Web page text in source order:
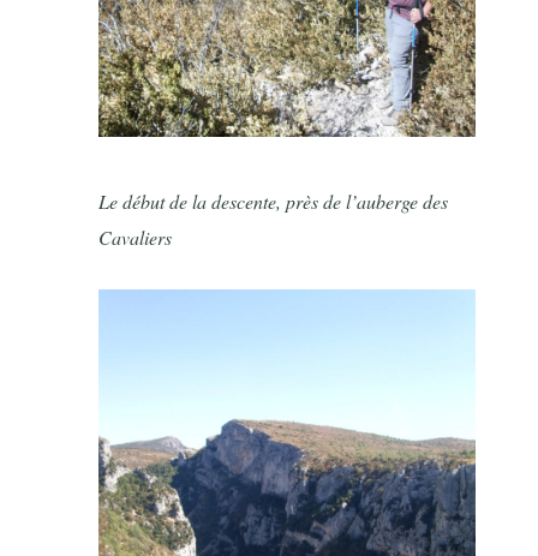
Le début de la descente, près de l’auberge des
Cavaliers